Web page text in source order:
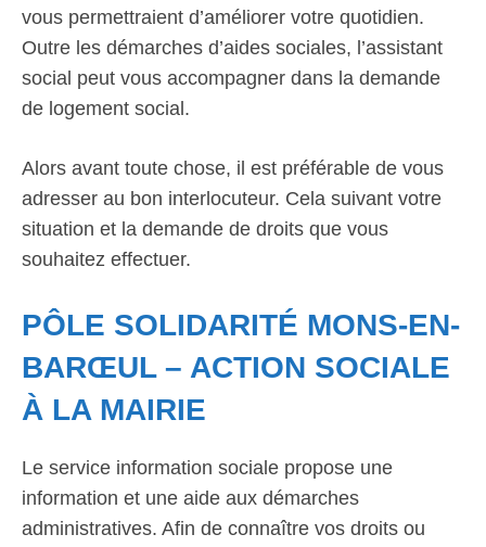
vous permettraient d’améliorer votre quotidien.
Outre les démarches d’aides sociales, l’assistant
social peut vous accompagner dans la demande
de logement social.
Alors avant toute chose, il est préférable de vous
adresser au bon interlocuteur. Cela suivant votre
situation et la demande de droits que vous
souhaitez effectuer.
PÔLE SOLIDARITÉ MONS-EN-
BARŒUL – ACTION SOCIALE
À LA MAIRIE
Le service information sociale propose une
information et une aide aux démarches
administratives. Afin de connaître vos droits ou